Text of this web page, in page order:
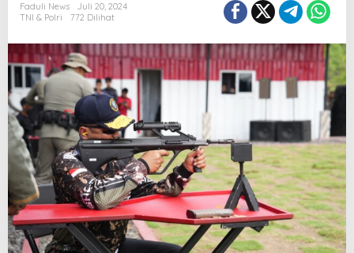
Faduli News
Juli 20, 2024
TNI & Polri
772 Dilihat